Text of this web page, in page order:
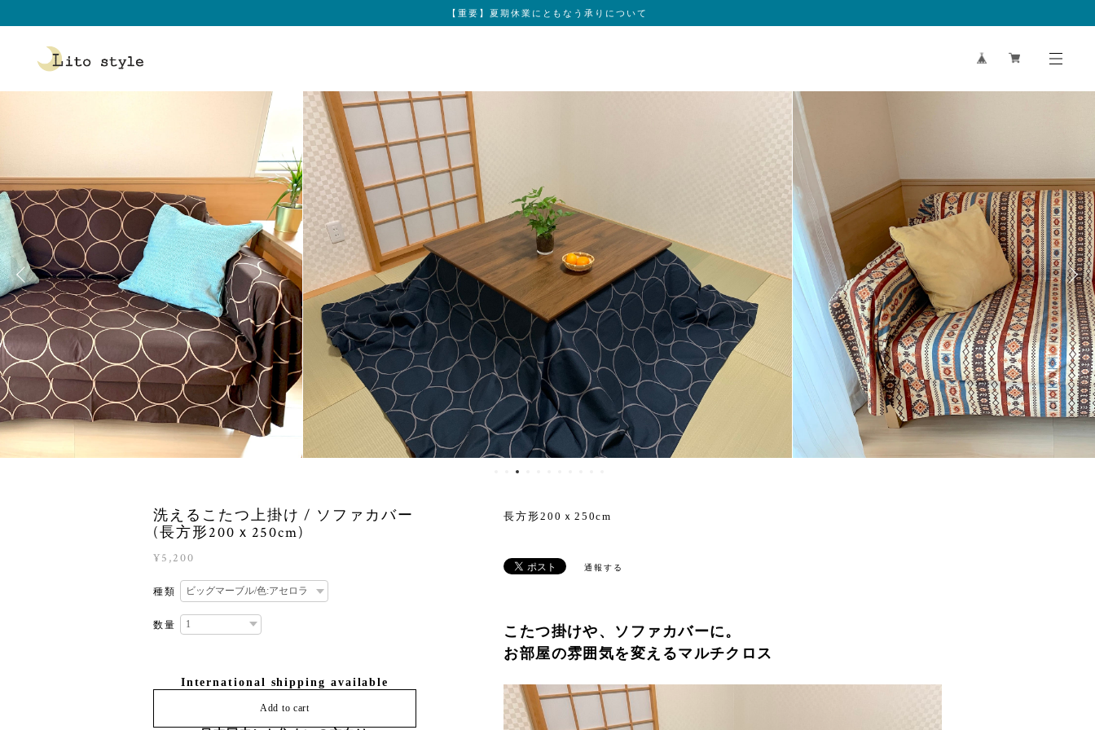
【重要】夏期休業にともなう承りについて
洗えるこたつ上掛け / ソファカバー
(長方形200ｘ250cm)
¥5,200
種類
数量
International shipping available
Add to cart
長方形200ｘ250cm
通報する
こたつ掛けや、ソファカバーに。
お部屋の雰囲気を変えるマルチクロス